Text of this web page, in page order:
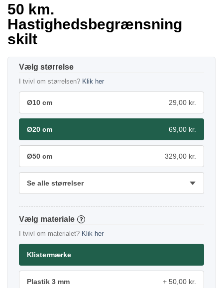
50 km.
Hastighedsbegrænsning
skilt
størrelse
I tvivl om størrelsen? Klik her
Ø10 cm 29,00 kr.
Ø20 cm 69,00 kr.
Ø50 cm 329,00 kr.
Se alle størrelser
materiale ?
I tvivl om materialet? Klik her
Klistermærke
Plastik 3 mm 50,00 kr.